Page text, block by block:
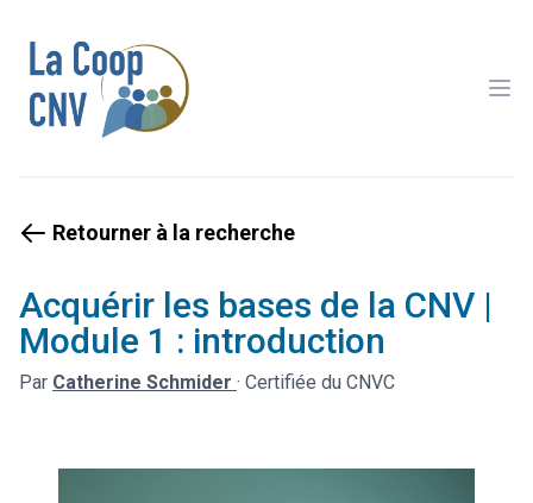
Retourner à la recherche
Acquérir les bases de la CNV |
Module 1 : introduction
Par Catherine Schmider · Certifiée du CNVC